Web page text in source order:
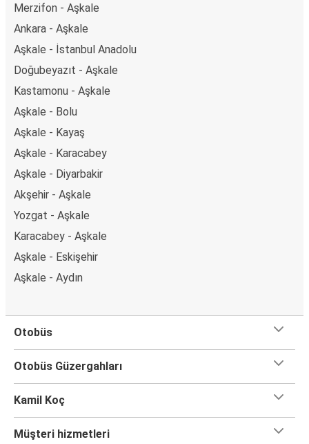
Merzifon - Aşkale
Ankara - Aşkale
Aşkale - İstanbul Anadolu
Doğubeyazıt - Aşkale
Kastamonu - Aşkale
Aşkale - Bolu
Aşkale - Kayaş
Aşkale - Karacabey
Aşkale - Diyarbakir
Akşehir - Aşkale
Yozgat - Aşkale
Karacabey - Aşkale
Aşkale - Eskişehir
Aşkale - Aydın
Otobüs
Otobüs Güzergahları
Kamil Koç
Müşteri hizmetleri